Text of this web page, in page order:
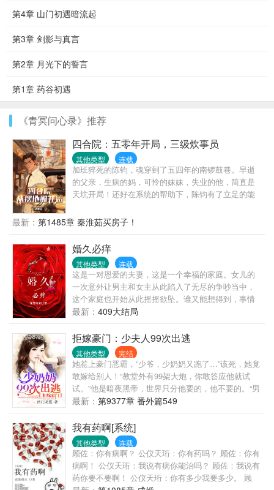
第4章 山门初遇暗流起
第3章 剑影与真言
第2章 月光下的誓言
第1章 药谷初遇
《青冥问心录》推荐
四合院：五零年开局，三级炊事员
其他类型 连载
加班猝死的陈钧，魂穿到了五四年的南锣鼓巷。早逝
的父亲，生病的妈，可怜的妹妹，失业的他，简直是
天坑开局！还好在系统的帮助下，陈钧有了立足的能
监狱的理念，开局便把贾张氏送了进去。一大爷搞道
德绑架？直接怼。傻柱想暴起揍人？来来来，看谁得
拳头硬。棒梗还没出生？好，你干脆别出生了。
最新： 第1485章 秦淮茹买房子！
婚久必痒
其他类型 连载
这是一对恩爱的夫妻，这是一个幸福的家庭。女儿的
一次意外让男主和女主从此陷入了无尽的争吵当中，
这个家庭也开始从此摇摇欲坠。谁又能想得到，事情
原来并不是那么简单，这竟然是早就已经设计好了的
一场惊天大阴谋。
最新： 409大结局
拒嫁豪门：少夫人99次出逃
其他类型 完结
她惹上豪门恶霸，“少爷，少奶奶又跑了…”该死，她竟
敢嫁给别人！“教堂外有99架大炮，你敢答应他就试
试。”他是暗夜黑帝，世界只分他要的，他不要的。“男
人，你是我不要的！”她带球逃离，几年后领着“迷你
版”归来：“怪叔叔，不准欺负我妈咪！”“欺负她才有你
这个坏东西，不想添个弟弟？”
最新： 第9377章 番外篇549
我有药啊[系统]
其他类型 连载
顾佐：你有病啊？ 公仪天珩：你有药吗？ 顾佐：你有
病啊！ 公仪天珩：我说有病你能治吗？ 顾佐：我说有
药你要不要啊！ 公仪天珩：你有多少我要多少。 顾